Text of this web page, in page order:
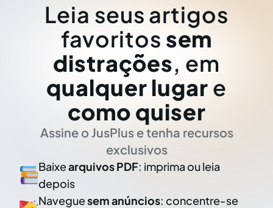
Leia seus artigos
favoritos sem
distrações, em
qualquer lugar e
como quiser
Assine o JusPlus e tenha recursos
exclusivos
Baixearquivos PDF: imprima ou leia
depois
Naveguesem anúncios: concentre-se